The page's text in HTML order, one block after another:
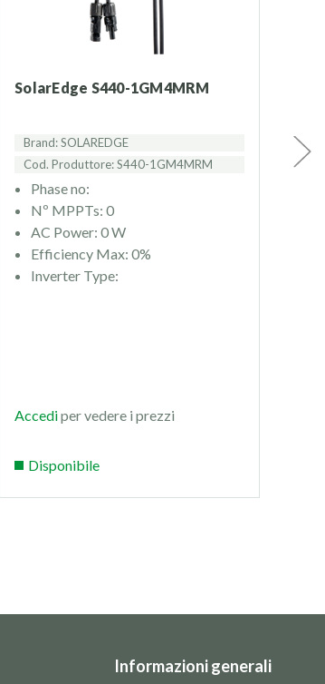
SolarEdge S440-1GM4MRM
Brand: SOLAREDGE
Cod. Produttore: S440-1GM4MRM
Phase no:
Nº MPPTs: 0
AC Power: 0 W
Efficiency Max: 0%
Inverter Type:
Accediper vedere i prezzi
Disponibile
Informazioni generali